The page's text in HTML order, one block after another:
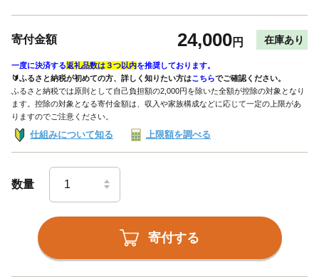
寄付金額 24,000円 在庫あり
一度に決済する返礼品数は３つ以内を推奨しております。
🔰ふるさと納税が初めての方、詳しく知りたい方はこちらでご確認ください。
ふるさと納税では原則として自己負担額の2,000円を除いた全額が控除の対象となり
ます。控除の対象となる寄付金額は、収入や家族構成などに応じて一定の上限があ
りますのでご注意ください。
仕組みについて知る 上限額を調べる
数量
寄付する